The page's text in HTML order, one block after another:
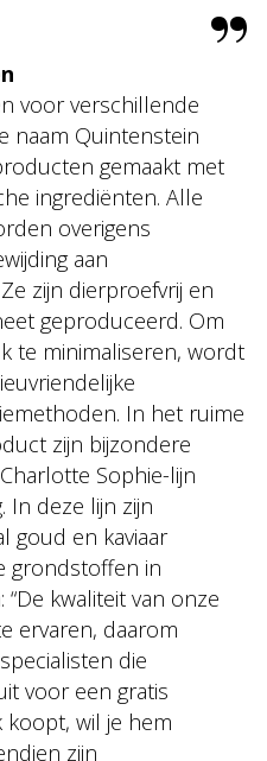
voor verschillende
naam Quintenstein
gemaakt met
ingrediënten. Alle
overigens
aan
zijn dierproefvrij en
geproduceerd. Om
te minimaliseren, wordt
In het ruime
zijn bijzondere
Sophie-lijn
In deze lijn zijn
goud en kaviaar
grondstoffen in
kwaliteit van onze
ervaren, daarom
die
voor een gratis
koopt, wil je hem
zijn